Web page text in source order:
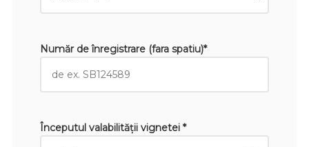
Număr de înregistrare (fara spatiu)*
Începutul valabilităţii vignetei *